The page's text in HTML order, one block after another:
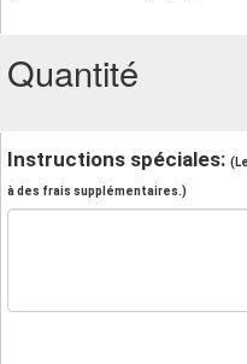
Quantité
Instructions spéciales:
à des frais supplémentaires.)